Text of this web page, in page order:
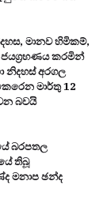
මානව හිමිකම්,
කරමින්
නිදහස් අරගල
මාර්තු 12
බවයි
බරපතල
තිබූ
මනාප ඡන්ද